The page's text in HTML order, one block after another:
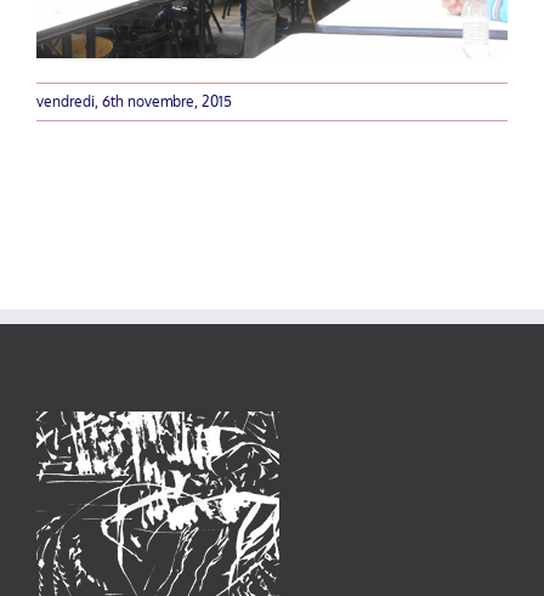
vendredi, 6th novembre, 2015